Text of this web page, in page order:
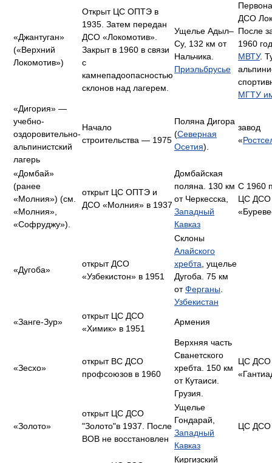
«Джантуган»
(«Верхний
Локомотив»)
Открыт ЦС ОПТЭ в
1935. Затем передан
ДСО «Локомотив».
Закрыт в 1960 в связи
с
камнепадоопасностью
склонов над лагерем.
Ущелье Адыл–
Су, 132 км от
Нальчика.
Приэльбрусье
ДСО
После
1960
МВТУ.
МГТУ
«Дигория» —
учебно-
оздоровительно-
альпинистский
лагерь
Начало
строительства — 1975
Поляна Дигора
(Северная
Осетия).
завод
«
«Домбай»
(ранее
«Молния») (см.
«Молния»,
«Софруджу»).
открыт ЦС ОПТЭ и
ДСО «Молния» в 1937
Домбайская
поляна. 130 км
от Черкесска,
Западный
Кавказ
С 1960
ЦС ДСО
«Дугоба»
открыт ДСО
«Узбекистон» в 1951
Склоны
Алайского
хребта, ущелье
Дугоба. 75 км
отФерганы.
Узбекистан
«Занге-Зур»
открыт ЦС ДСО
«Химик» в 1951
Армения
«Зесхо»
открыт ВС ДСО
профсоюзов в 1960
Верхняя часть
Сванетского
хребта. 150 км
от Кутаиси.
Грузия.
ЦС ДСО
«Золото»
открыт ЦС ДСО
"Золото"в 1937. После
ВОВ не восстановлен
Ущелье
Гондарай,
Западный
Кавказ
ЦС ДСО
Киргизский